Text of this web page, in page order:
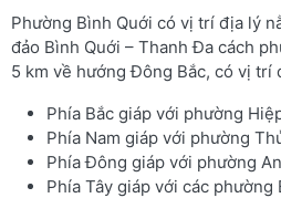
Phường Bình Quới có vị trí địa lý
đảo Bình Quới – Thanh Đa cách
5 km về hướng Đông Bắc, có vị trí
Phía Bắc giáp với phường
Phía Nam giáp với phường
Phía Đông giáp với phường
Phía Tây giáp với các